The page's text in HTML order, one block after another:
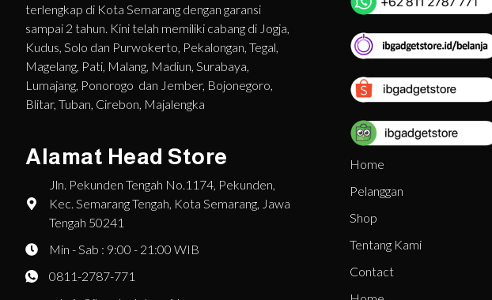
terlengkap di Kota Semarang dengan garansi
sampai 2 tahun. Kini telah memiliki cabang di Jogja,
Kudus, Solo dan Purwokerto, Pekalongan, Tegal,
Magelang, Pati, Malang, Madiun, Surabaya,
Lumajang, Ponorogo dan Jember, Bojonegoro,
Blitar, Tuban, Cirebon, Majalengka
Alamat Head Store
Jln. Pekunden Tengah No.1174, Pekunden,
Kec. Semarang Tengah, Kota Semarang, Jawa
Tengah 50241
Min - Sab : 9:00 - 21:00 WIB
0811-2787-771
Home
Pelanggan
Shop
Tentang Kami
Contact